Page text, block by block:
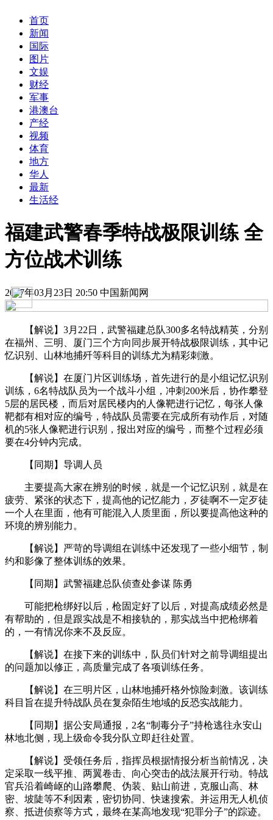
首页
新闻
国际
图片
文娱
财经
军事
港澳台
产经
视频
体育
地方
华人
最新
生活经
福建武警春季特战极限训练 全
方位战术训练
2017年03月23日 20:50 中国新闻网
【解说】3月22日，武警福建总队300多名特战精英，分别
在福州、三明、厦门三个方向同步展开特战极限训练，其中记
忆识别、山林地捕歼等科目的训练尤为精彩刺激。
【解说】在厦门片区训练场，首先进行的是小组记忆识别
训练，6名特战队员为一个战斗小组，冲刺200米后，协作攀登
5层的居民楼，而后对居民楼内的人像靶进行记忆，每张人像
靶都有相对应的编号，特战队员需要在完成所有动作后，对随
机的5张人像靶进行识别，报出对应的编号，而整个过程必须
要在4分钟内完成。
【同期】导调人员
主要提高大家在辨别的时候，就是一个记忆识别，就是在
疲劳、紧张的状态下，提高他的记忆能力，歹徒啊不一定歹徒
一个人在里面，他有可能混入人质里面，所以要提高他这种的
环境的辨别能力。
【解说】严苛的导调组在训练中还发现了一些小细节，制
约和影像了整体训练的效果。
【同期】武警福建总队侦查处参谋 陈勇
可能把枪绑好以后，枪固定好了以后，对提高成绩必然是
有帮助的，但是跟实战是不相接轨的，那实战当中把枪绑着
的，一有情况你来不及反应。
【解说】在接下来的训练中，队员们针对之前导调组提出
的问题加以修正，高质量完成了各项训练任务。
【解说】在三明片区，山林地捕歼格外惊险刺激。该训练
科目旨在提升特战队员在复杂陌生地域的反恐实战能力。
【同期】据公安局通报，2名“制毒分子”持枪逃往永安山
林地北侧，现上级命令我分队立即赶往处置。
【解说】受领任务后，指挥员根据情报分析当前情况，决
定采取一线平推、两翼卷击、向心突击的战法展开行动。特战
官兵沿着崎岖的山路攀爬、伪装、贴山前进，克服山高、林
密、坡陡等不利因素，密切协同、快速搜索。并运用无人机侦
察、抵进侦察等方式，最终在某高地发现“犯罪分子”的踪迹。